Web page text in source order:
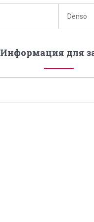
Denso
Информация для